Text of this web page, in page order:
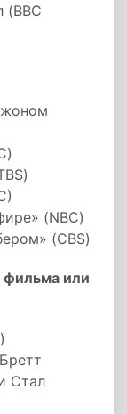
(BBC
(NBC)
(CBS)
или
Стал